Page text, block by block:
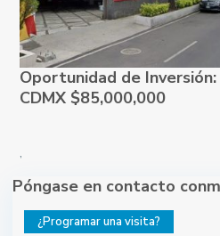
Oportunidad de
CDMX $85,000,000
,
Póngase en contacto
¿Programar una visita?